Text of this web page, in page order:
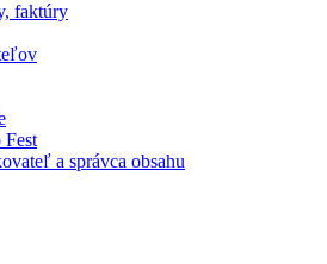
faktúry
Fest
a správca obsahu